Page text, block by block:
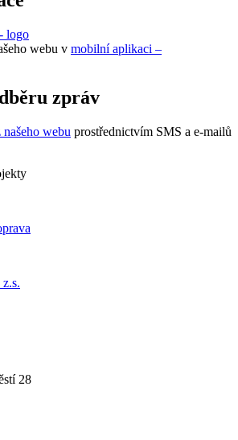
webu v mobilní aplikaci –
zpráv
webu prostřednictvím SMS a e-mailů
28